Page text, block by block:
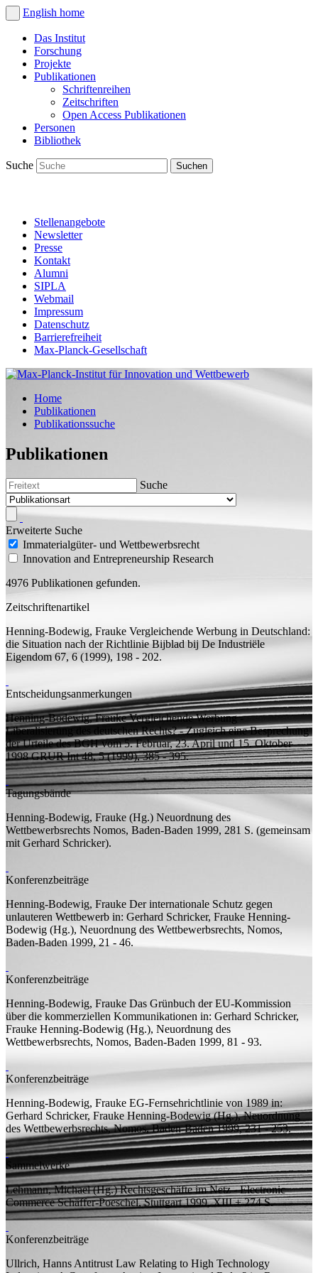
English home
Das Institut
Forschung
Projekte
Publikationen
Schriftenreihen
Zeitschriften
Open Access Publikationen
Personen
Bibliothek
Suche
Stellenangebote
Newsletter
Presse
Kontakt
Alumni
SIPLA
Webmail
Impressum
Datenschutz
Barrierefreiheit
Max-Planck-Gesellschaft
Home
Publikationen
Publikationssuche
Publikationen
Suche
Erweiterte Suche
Immaterialgüter- und Wettbewerbsrecht
Innovation and Entrepreneurship Research
4976 Publikationen gefunden.
Zeitschriftenartikel
Henning-Bodewig, Frauke Vergleichende Werbung in Deutschland:
die Situation nach der Richtlinie Bijblad bij De Industriële
Eigendom 67, 6 (1999), 198 - 202.
Entscheidungsanmerkungen
Henning-Bodewig, Frauke Vergleichende Werbung -
Liberalisierung des deutschen Rechts? - Zugleich eine Besprechung
der Urteile des BGH vom 5. Februar, 23. April und 15. Oktober
1998GRUR Int 48, 5 (1999), 385 - 395.
Tagungsbände
Henning-Bodewig, Frauke (Hg.) Neuordnung des
Wettbewerbsrechts Nomos, Baden-Baden 1999, 281 S. (gemeinsam
mit Gerhard Schricker).
Konferenzbeiträge
Henning-Bodewig, Frauke Der internationale Schutz gegen
unlauteren Wettbewerb in: Gerhard Schricker, Frauke Henning-
Bodewig (Hg.), Neuordnung des Wettbewerbsrechts, Nomos,
Baden-Baden 1999, 21 - 46.
Konferenzbeiträge
Henning-Bodewig, Frauke Das Grünbuch der EU-Kommission
über die kommerziellen Kommunikationen in: Gerhard Schricker,
Frauke Henning-Bodewig (Hg.), Neuordnung des
Wettbewerbsrechts, Nomos, Baden-Baden 1999, 81 - 93.
Konferenzbeiträge
Henning-Bodewig, Frauke EG-Fernsehrichtlinie von 1989in:
Gerhard Schricker, Frauke Henning-Bodewig (Hg.), Neuordnung
des Wettbewerbsrechts, Nomos, Baden-Baden 1999, 231 - 253.
Sammelwerke
Lehmann, Michael (Hg.) Rechtsgeschäfte im Netz - Electronic
CommerceSchäffer-Poeschel, Stuttgart 1999, XIII + 274S.
Konferenzbeiträge
Ullrich, Hanns Antitrust Law Relating to High Technology